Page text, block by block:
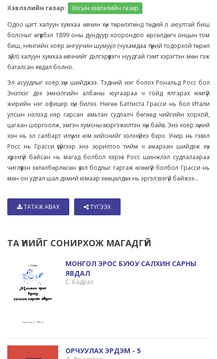
Хэвлэлийн газар:
Улсын хэвлэлийн газар
Одоо цагт халуун хумхаа өвчин хүн төрөлхтөнд төдий л аюултай биш
болсныг өгүүлбэл 1899 оны дундуур хоорондоо өрсөлдөгч онцын том
биш, нянгийн хоёр ангуучин шумуул (чухамдаа түүний тодорхой төрөл
зүйл) халуун хумхаа өвчнийг дэлгэрүүлэгч нуудгай гэмт хэрэгтэн мөн гэж
баталсан явдал болно.
Эл асуудлыг хоёр хүн шийджээ. Тэдний нэг болох Рональд Росс бол
Энэтхэг дэх эмнэлгийн албаны юугаараа ч гойд ялгарах юмгүй
жирийн нэг офицер хүн билээ. Нөгөө Баттиста Грасси нь бол Итали
улсын нэлээд нэр гарсан амьтан судлалч бөгөөд чийгийн хорхой,
цагаан шоргоолж, эмгэн хумсны мэргэжилтэн хүн байв. Энэ хоёр хүний
хэн нь эл салбарт илүү их юм хийснийг хэлэхүйеэ бэрх. Учир нь гэвэл
Росс нь Грасси үгүйгээр энэ зорилтоо тийм ч амархан шийдэж хүч
хүрэхгүй байсан нь магад болбол хэрэв Росс шинжлэл судлалаараа
чиглүүлэн хөтөлбөрлөсөн үзэл бодлыг гаргаж өгөөгүй болбол Грасси нь
мөн он удтал шал дэмий юмаар хөөцөлдөх нь эргэлзээгүй байжээ...
ТАТАЖ АВАХ ТҮГЭЭХ
ТА ҮҮНИЙГ СОНИРХОЖ МАГАДГҮЙ
МОНГОЛ ЭРОС БУЮУ САЛХИН САРНЫ
ЯВДАЛ
С. Бадрал
ОРЧУУЛАХ ЭРДЭМ - 5